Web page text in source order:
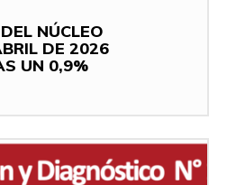
NÚCLEO
DE 2026
UN 0,9%